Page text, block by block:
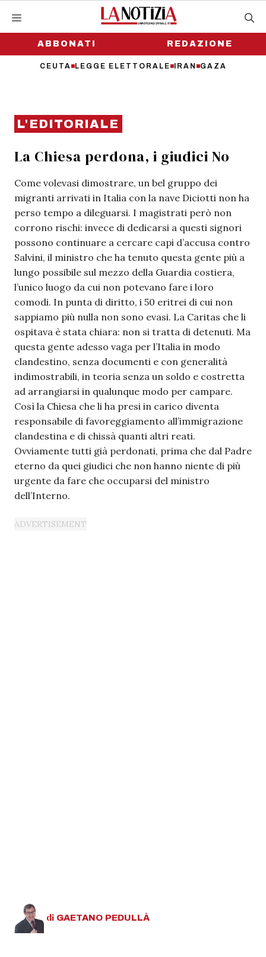
contenutoABBONATI
CEUTA LEGGE ELETTORALE IRAN GAZA
REDAZIONE
L'EDITORIALE
La Chiesa perdona, i giudici No
Come volevasi dimostrare, un bel gruppo dei
migranti arrivati in Italia con la nave Diciotti non ha
perso tempo a dileguarsi. I magistrati però non
corrono rischi: invece di dedicarsi a questi signori
possono continuare a cercare capi d’accusa contro
Salvini, il ministro che ha tenuto questa gente più a
lungo possibile sul mezzo della Guardia costiera,
l’unico luogo da cui non potevano fare i loro
comodi. In punta di diritto, i 50 eritrei di cui non
sappiamo più nulla non sono evasi. La Caritas che li
ospitava è stata chiara: non si tratta di detenuti. Ma
questa gente adesso vaga per l’Italia in modo
clandestino, senza documenti e con generalità
indimostrabili, in teoria senza un soldo e costretta
ad arrangiarsi in qualunque modo per campare.
Così la Chiesa che li ha presi in carico diventa
responsabile di favoreggiamento all’immigrazione
clandestina e di chissà quanti altri reati.
Ovviamente tutti già perdonati, prima che dal Padre
eterno da quei giudici che non hanno niente di più
urgente da fare che occuparsi del ministro
dell’Interno.
di GAETANO PEDULLÀ